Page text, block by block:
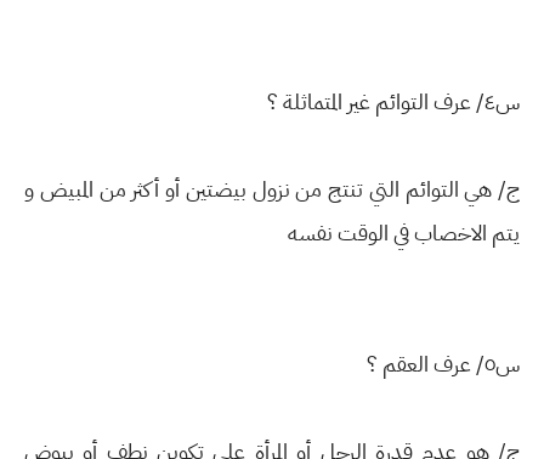
س٤/ عرف التوائم غير المتماثلة ؟
ج/ هي التوائم التي تنتج من نزول بيضتين أو أكثر من المبيض و
يتم الاخصاب في الوقت نفسه
س٥/ عرف العقم ؟
ج/ هو عدم قدرة الرجل أو المرأة على تكوين نطف أو بيوض